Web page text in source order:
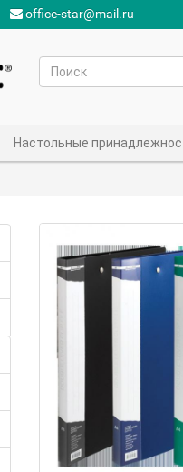
office-star@mail.ru
Настольные